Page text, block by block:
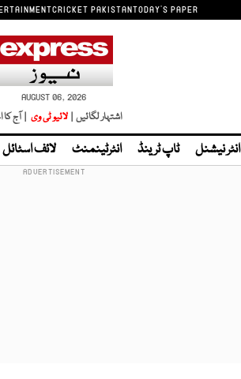
CRICKET PAKISTANTODAY'S PAPER
AUGUST 06, 2026
اشتہار لگائیں | لائیو ٹی وی | آج کا
انٹر نیشنل ٹاپ ٹرینڈ انٹرٹینمنٹ لائف اسٹائل